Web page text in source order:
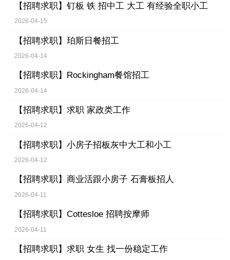
【招聘求职】 钉板 铁 招中工 大工 有经验全职小工
2026-04-15
【招聘求职】 珀斯日餐招工
2026-04-14
【招聘求职】 Rockingham餐馆招工
2026-04-14
【招聘求职】 求职 家政类工作
2026-04-12
【招聘求职】 小房子招板灰中大工和小工
2026-04-12
【招聘求职】 商业活跟小房子 石膏板招人
2026-04-11
【招聘求职】 Cottesloe 招聘按摩师
2026-04-11
【招聘求职】 求职 女生 找一份稳定工作